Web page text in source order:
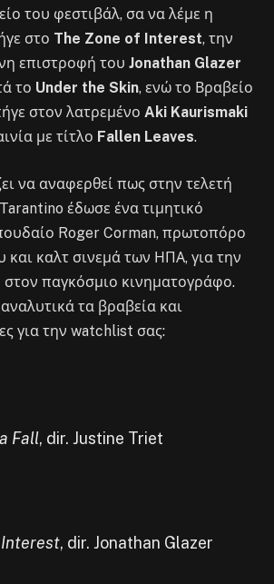
του φεστιβάλ, σα να λέμε η
στο The Zone of Interest, την
επιστροφή του Jonathan Glazer
το Under the Skin, ενώ το Βραβείο
στον λατρεμένο Aki Kaurismaki
με τίτλο Fallen Leaves.
να αναφερθεί πως στην τελετή
έδωσε ένα τιμητικό
Roger Corman, πρωτοπόρο
και καλτ σινεμά των ΗΠΑ, για την
παγκόσμιο κινηματογράφο.
τα βραβεία και
για την watchlist σας:
Fall, dir. Justine Triet
Interest, dir. Jonathan Glazer